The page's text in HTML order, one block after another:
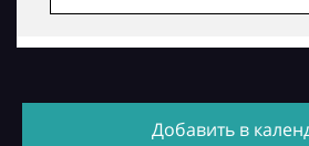
Добавить в